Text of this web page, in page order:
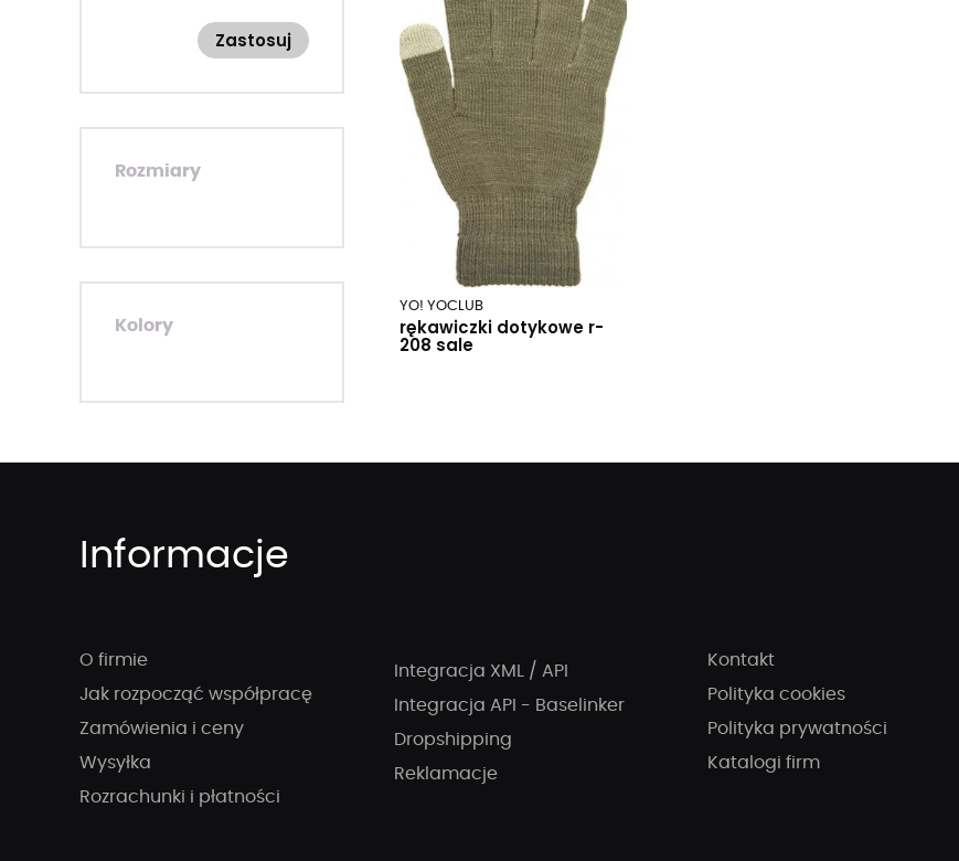
Zastosuj
Rozmiary
Kolory
YO! YOCLUB
rękawiczki dotykowe r-
208 sale
Informacje
O firmie
Jak rozpocząć współpracę
Zamówienia i ceny
Wysyłka
Rozrachunki i płatności
Integracja XML / API
Integracja API - Baselinker
Dropshipping
Reklamacje
Kontakt
Polityka cookies
Polityka prywatności
Katalogi firm